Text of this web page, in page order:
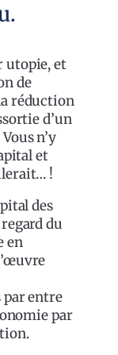
utopie, et
de
réduction
d’un
n’y
et
!
des
du
en
par entre
par